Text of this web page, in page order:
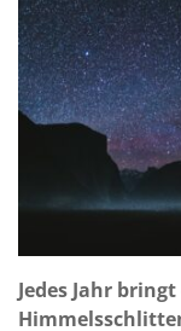
Jedes Jahr